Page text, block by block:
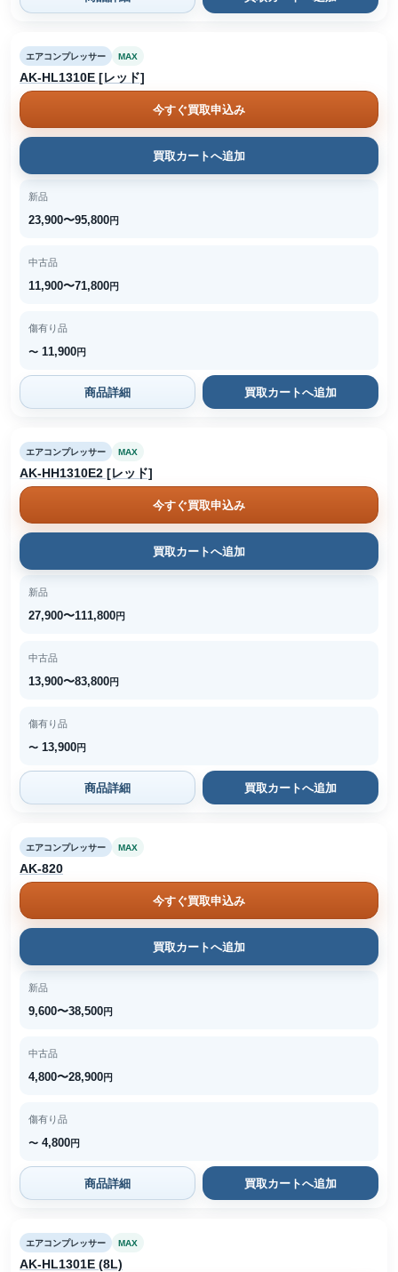
エアコンプレッサー MAX
AK-HL1310E [レッド]
今すぐ買取申込み
買取カートへ追加
新品
23,900〜95,800円
中古品
11,900〜71,800円
傷有り品
〜 11,900円
商品詳細 買取カートへ追加
エアコンプレッサー MAX
AK-HH1310E2 [レッド]
今すぐ買取申込み
買取カートへ追加
新品
27,900〜111,800円
中古品
13,900〜83,800円
傷有り品
〜 13,900円
商品詳細 買取カートへ追加
エアコンプレッサー MAX
AK-820
今すぐ買取申込み
買取カートへ追加
新品
9,600〜38,500円
中古品
4,800〜28,900円
傷有り品
〜 4,800円
商品詳細 買取カートへ追加
エアコンプレッサー MAX
AK-HL1301E (8L)